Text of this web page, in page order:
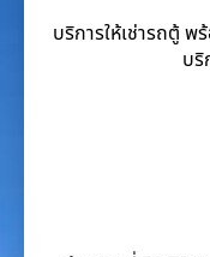
บริการให้เช่ารถตู้
บริ